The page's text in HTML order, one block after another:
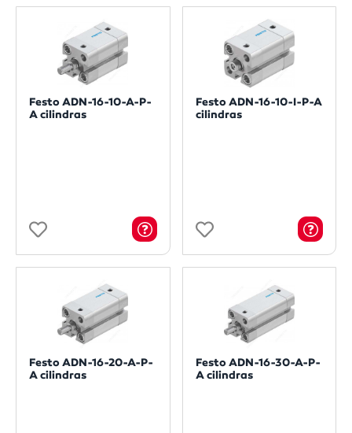
Festo ADN-16-10-A-P-
A cilindras
Festo ADN-16-10-I-P-A
cilindras
Festo ADN-16-20-A-P-
A cilindras
Festo ADN-16-30-A-P-
A cilindras